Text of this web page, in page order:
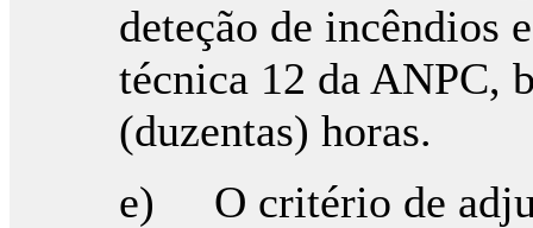
deteção de incêndios
técnica 12 da ANPC,
(duzentas) horas.
e) O critério de